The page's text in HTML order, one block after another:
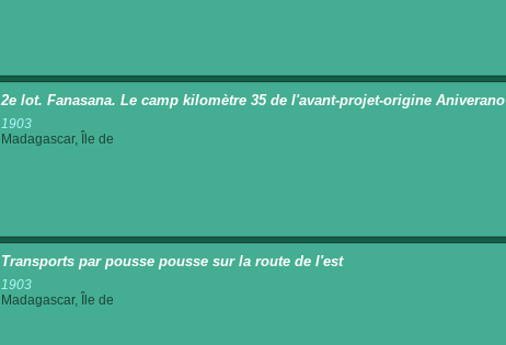
2e lot. Fanasana. Le camp kilomètre 35 de l'avant-projet-origine Aniverano
1903
Madagascar, Île de
Transports par pousse pousse sur la route de l'est
1903
Madagascar, Île de